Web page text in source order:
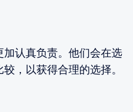
认真负责。他们会在选
，以获得合理的选择。